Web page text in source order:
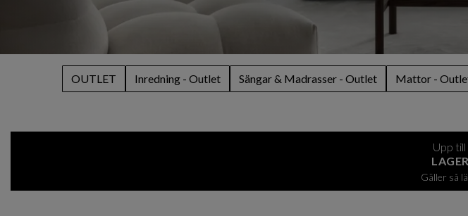
OUTLET Inredning - Outlet Sängar & Madrasser - Outlet Mattor -
Upp
Gäller så